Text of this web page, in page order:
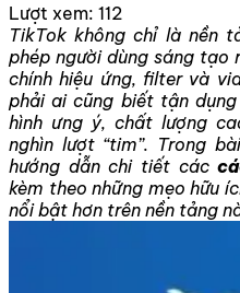
Lượt xem: 112
TikTok không chỉ là nền
phép người dùng sáng tạo
chính hiệu ứng, filter và
phải ai cũng biết tận
hình ưng ý, chất lượng
nghìn lượt “tim”. Trong
hướng dẫn chi tiết các
kèm theo những mẹo hữu
nổi bật hơn trên nền tảng